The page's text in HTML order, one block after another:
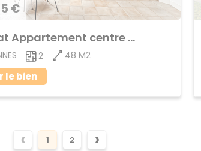
€
Achat Appartement centre ville
2 48 M2
le bien
‹ 1 2 ›